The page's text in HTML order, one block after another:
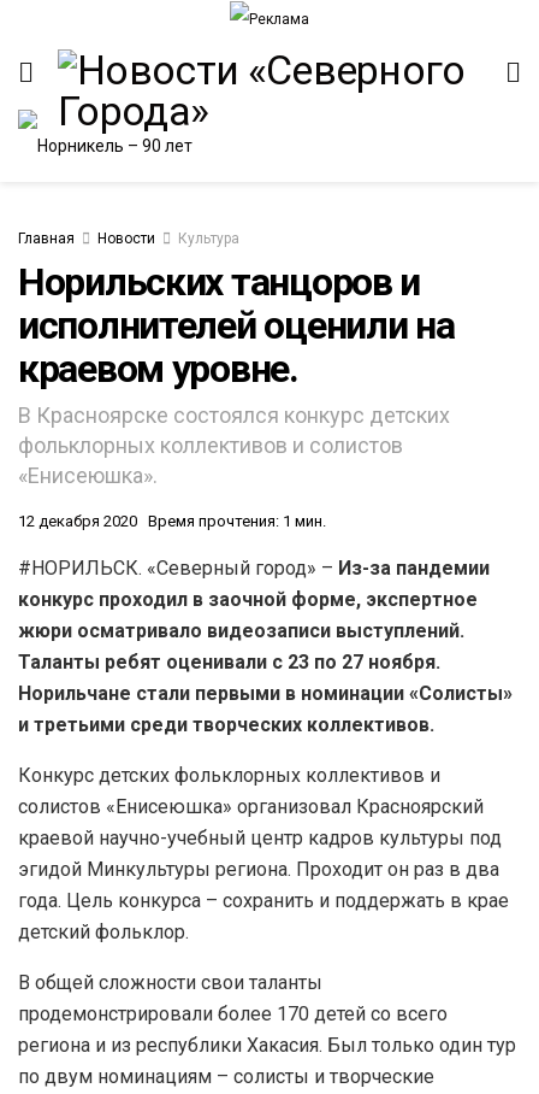
Главная Новости Культура
Норильских танцоров и
исполнителей оценили на
краевом уровне.
В Красноярске состоялся конкурс детских
фольклорных коллективов и солистов
«Енисеюшка».
12 декабря 2020 Время прочтения: 1 мин.
#НОРИЛЬСК. «Северный город» – Из-за пандемии
конкурс проходил в заочной форме, экспертное
жюри осматривало видеозаписи выступлений.
Таланты ребят оценивали с 23 по 27 ноября.
Норильчане стали первыми в номинации «Солисты»
и третьими среди творческих коллективов.
Конкурс детских фольклорных коллективов и
солистов «Енисеюшка» организовал Красноярский
краевой научно-учебный центр кадров культуры под
эгидой Минкультуры региона. Проходит он раз в два
года. Цель конкурса – сохранить и поддержать в крае
детский фольклор.
В общей сложности свои таланты
продемонстрировали более 170 детей со всего
региона и из республики Хакасия. Был только один тур
по двум номинациям – солисты и творческие